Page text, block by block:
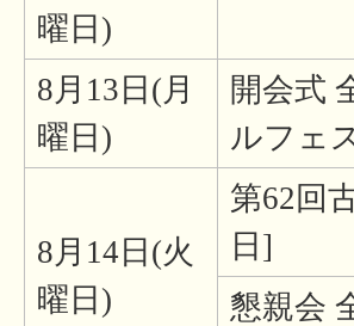
曜日)
8月13日(月
曜日)
開会式
ルフェ
8月14日(火
曜日)
第62回
日]
懇親会